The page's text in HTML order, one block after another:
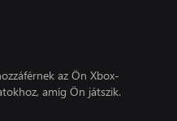
az Ön Xbox-
amíg Ön játszik.